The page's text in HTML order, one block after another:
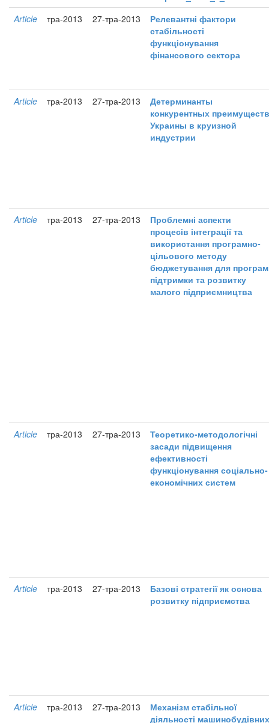
Article
тра-2013 27-тра-2013
Релевантні фактори
стабільності
функціонування
фінансового сектора
Article тра-2013 27-тра-2013
Детерминанты
конкурентных преимуществ
Украины в круизной
индустрии
Article тра-2013 27-тра-2013
Проблемні аспекти
процесів інтеграції та
використання програмно-
цільового методу
бюджетування для програм
підтримки та розвитку
малого підприємництва
Article тра-2013 27-тра-2013
Теоретико-методологічні
засади підвищення
ефективності
функціонування соціально-
економічних систем
Article тра-2013 27-тра-2013
Базові стратегії як основа
розвитку підприємства
Article тра-2013 27-тра-2013
Механізм стабільної
діяльності машинобудівних